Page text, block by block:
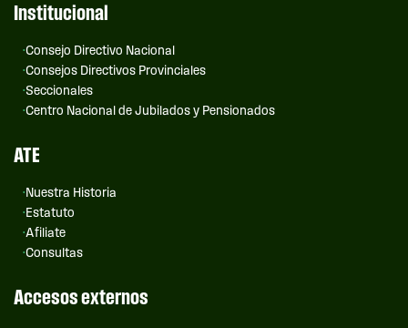
Institucional
Consejo Directivo Nacional
Consejos Directivos Provinciales
Seccionales
Centro Nacional de Jubilados y Pensionados
ATE
Nuestra Historia
Estatuto
Afiliate
Consultas
Accesos externos